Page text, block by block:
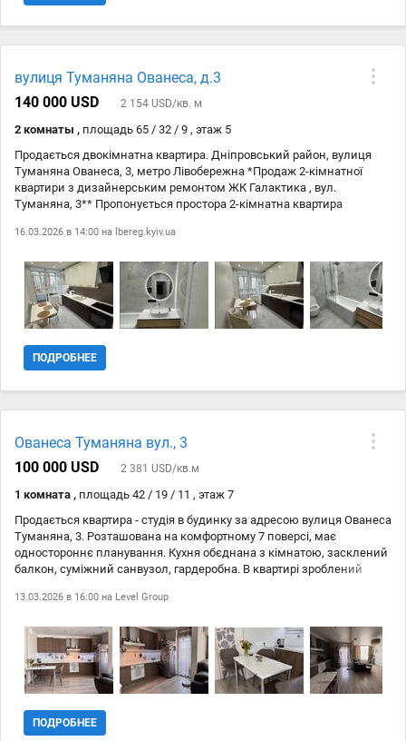
розв’язка.Вартість: 190 000 $№ 21146926
вулиця Туманяна Ованеса, д.3
140 000 USD
2 154 USD/кв. м
2 комнаты , площадь 65 / 32 / 9 , этаж 5
Продається двокімнатна квартира. Дніпровський район, вулиця
Туманяна Ованеса, 3, метро Лівобережна *Продаж 2-кімнатної
квартири з дизайнерським ремонтом ЖК Галактика , вул.
Туманяна, 3** Пропонується простора 2-кімнатна квартира
Квартира з якісним ремонтом, повністю укомплектована меблями
ремонт та наповнення Ремонт виконаний для себе, за
індивідуальним дизайнерським проєктом з використанням
виключно високоякісних матеріалів. Максимальна увага до
деталей та безкомпромісна якість виконання. Кухня: Меблі під
слонова кістка Техніка: Вбудована побутова техніка Bosch та
Samsung Меблі: Усі меблі виготовлені на...
16.03.2026 в 14:00 на lbereg.kyiv.ua
ПОДРОБНЕЕ
Ованеса Туманяна вул., 3
100 000 USD
2 381 USD/кв.м
1 комната , площадь 42 / 19 / 11 , этаж 7
Продається квартира - студія в будинку за адресою вулиця Ованеса
Туманяна, 3. Розташована на комфортному 7 поверсі, має
одностороннє планування. Кухня обєднана з кімнатою, засклений
балкон, суміжний санвузол, гардеробна. В квартирі зроблений
варильна поверхня, витяжка, пралка, холодильник. Всі меблі та
теплий з гарною якістю будівництва. В будинку встановлений
генератор на ліфт та водопостачання. Класне розташування поруч
з Русанівською набережною, в 10 хвилинах пішки від станії метро
Лівобережна. Власники в Україні. Перегляди за попередньою
13.03.2026 в 16:00 на Level Group
ПОДРОБНЕЕ